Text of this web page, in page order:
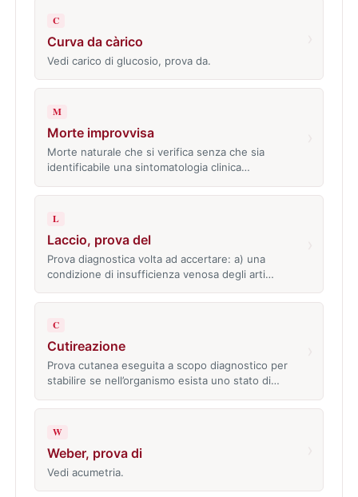
C
Curva da càrico
Vedi carico di glucosio, prova da.
M
Morte improvvisa
Morte naturale che si verifica senza che sia
identificabile una sintomatologia clinica…
L
Laccio, prova del
Prova diagnostica volta ad accertare: a) una
condizione di insufficienza venosa degli arti…
C
Cutireazione
Prova cutanea eseguita a scopo diagnostico per
stabilire se nell’organismo esista uno stato di…
W
Weber, prova di
Vedi acumetria.